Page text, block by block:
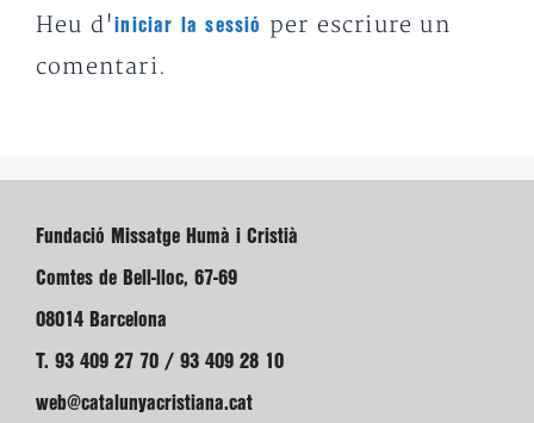
Heu d'iniciar la sessió
per escriure un
comentari.
Fundació Missatge Humà i Cristià
Comtes de Bell-lloc, 67-69
08014 Barcelona
T. 93 409 27 70 / 93 409 28 10
web@catalunyacristiana.cat